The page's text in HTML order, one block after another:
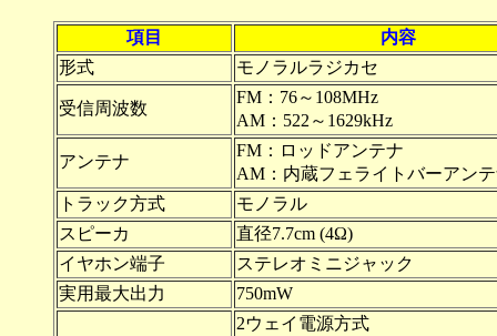
項目
内容
形式
モノラルラジカセ
受信周波数
FM：76～108MHz
AM：522～1629kHz
アンテナ
FM：ロッドアンテナ
AM：内蔵フェライトバーアン
トラック方式
モノラル
スピーカ
直径7.7cm (4Ω)
イヤホン端子
ステレオミニジャック
実用最大出力
750mW
2ウェイ電源方式